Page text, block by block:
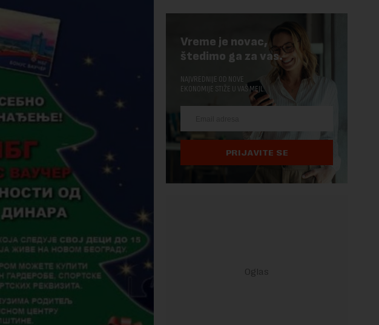
Vreme je novac,
štedimo ga za vas.
NAJVREDNIJE OD NOVE
EKONOMIJE STIŽE U VAŠ MEJL.
PRIJAVITE SE